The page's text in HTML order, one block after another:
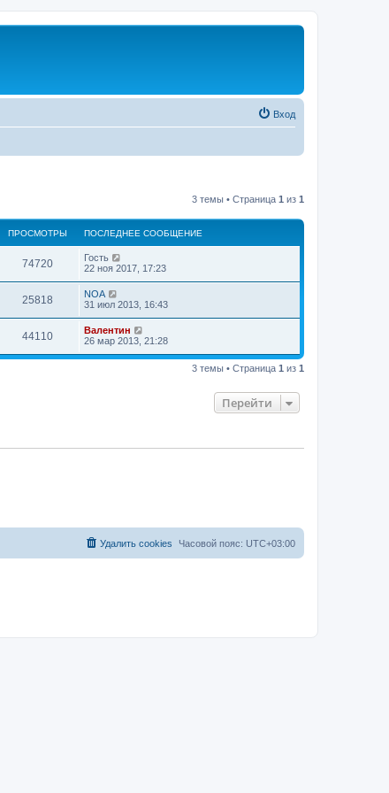
Вход
3 темы • Страница 1 из 1
ПРОСМОТРЫ ПОСЛЕДНЕЕ СООБЩЕНИЕ
74720
Гость
22 ноя 2017, 17:23
25818
NOA
31 июл 2013, 16:43
44110
Валентин
26 мар 2013, 21:28
3 темы • Страница 1 из 1
Перейти
Часовой пояс: UTC+03:00
Удалить cookies